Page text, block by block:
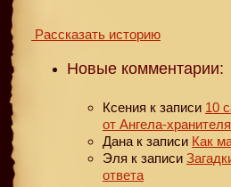
Рассказать историю
Новые комментарии:
Ксения к записи 10
от Ангела-хранителя
Дана к записи Как
Эля к записи
ответа